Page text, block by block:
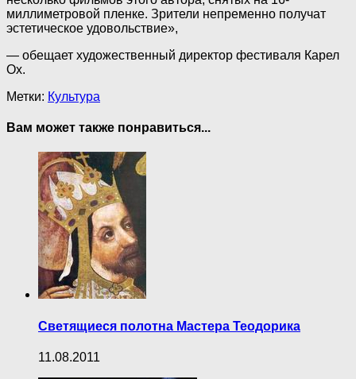
миллиметровой пленке. Зрители непременно получат
эстетическое удовольствие»,
— обещает художественный директор фестиваля Карел
Ох.
Метки: Культура
Вам может также понравиться...
Светящиеся полотна Мастера Теодорика
11.08.2011